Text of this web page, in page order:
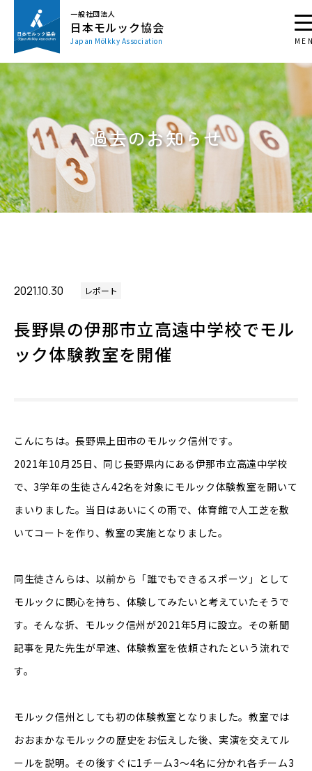
一般社団法人
日本モルック協会
Japan Mölkky Association
過去のお知らせ
2021.10.30 レポート
長野県の伊那市立高遠中学校でモル
ック体験教室を開催
こんにちは。長野県上田市のモルック信州です。
2021年10月25日、同じ長野県内にある伊那市立高遠中学校
で、3学年の生徒さん42名を対象にモルック体験教室を開いて
まいりました。当日はあいにくの雨で、体育館で人工芝を敷
いてコートを作り、教室の実施となりました。
同生徒さんらは、以前から「誰でもできるスポーツ」として
モルックに関心を持ち、体験してみたいと考えていたそうで
す。そんな折、モルック信州が2021年5月に設立。その新聞
記事を見た先生が早速、体験教室を依頼されたという流れで
す。
モルック信州としても初の体験教室となりました。教室では
おおまかなモルックの歴史をお伝えした後、実演を交えてル
ールを説明。その後すぐに1チーム3～4名に分かれ各チーム3